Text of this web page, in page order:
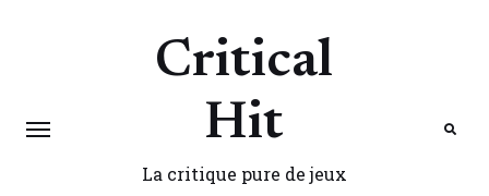
Critical
Hit
La critique pure de jeux